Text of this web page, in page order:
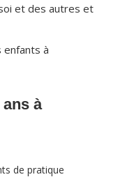
et des autres et
à
à
de pratique